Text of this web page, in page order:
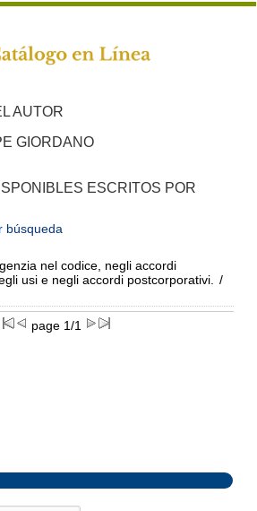
AUTOR
GIORDANO
ESCRITOS POR
búsqueda
nel codice, negli accordi
usi e negli accordi postcorporativi.
/
page 1/1